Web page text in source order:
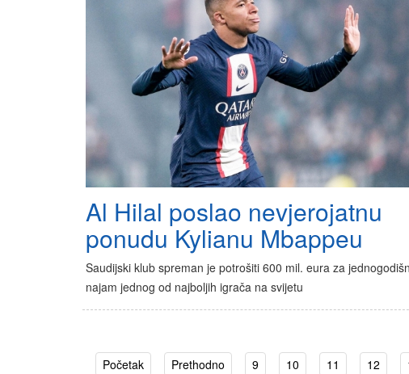
Al Hilal poslao nevjerojatnu
ponudu Kylianu Mbappeu
Saudijski klub spreman je potrošiti 600 mil. eura za
najam jednog od najboljih igrača na svijetu
Početak Prethodno 9 10 11 12